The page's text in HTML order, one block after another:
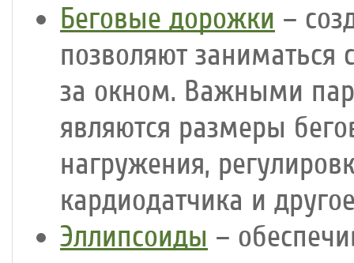
Беговые дорожки –
позволяют
за окном. Важными
являются размеры
нагружения,
кардиодатчика и
Эллипсоиды –